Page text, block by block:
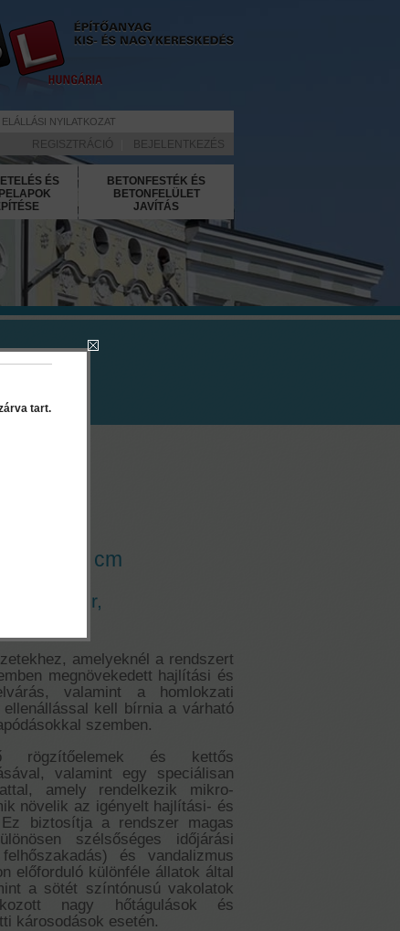
ELÁLLÁSI NYILATKOZAT
REGISZTRÁCIÓ BEJELENTKEZÉS
ÉS
BETONFESTÉK ÉS
BETONFELÜLET
JAVÍTÁS
10 cm
- 10 cm
rendszer,
amelyeknél a rendszert
megnövekedett hajlítási és
valamint a homlokzati
kell bírnia a várható
szemben.
rögzítőelemek és kettős
valamint egy speciálisan
amely rendelkezik mikro-
növelik az igényelt hajlítási- és
biztosítja a rendszer magas
szélsőséges időjárási
és vandalizmus
előforduló különféle állatok által
a sötét színtónusú vakolatok
nagy hőtágulások és
károsodások esetén.
tart.